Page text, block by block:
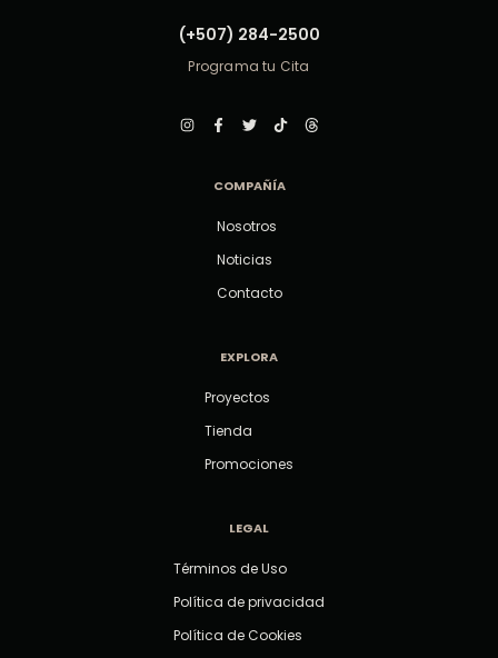
(+507) 284-2500
Programa tu Cita
COMPAÑÍA
Nosotros
Noticias
Contacto
EXPLORA
Proyectos
Tienda
Promociones
LEGAL
Términos de Uso
Política de privacidad
Política de Cookies